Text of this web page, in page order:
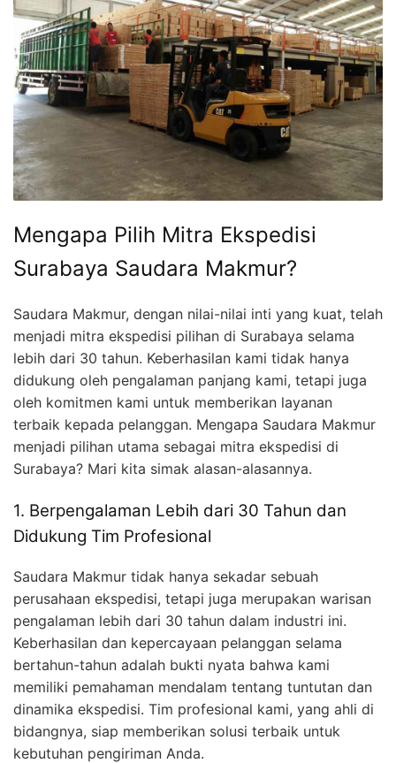
Mengapa Pilih Mitra Ekspedisi
Surabaya Saudara Makmur?
Saudara Makmur, dengan nilai-nilai inti yang kuat, telah
menjadi mitra ekspedisi pilihan di Surabaya selama
lebih dari 30 tahun. Keberhasilan kami tidak hanya
didukung oleh pengalaman panjang kami, tetapi juga
oleh komitmen kami untuk memberikan layanan
terbaik kepada pelanggan. Mengapa Saudara Makmur
menjadi pilihan utama sebagai mitra ekspedisi di
Surabaya? Mari kita simak alasan-alasannya.
1. Berpengalaman Lebih dari 30 Tahun dan
Didukung Tim Profesional
Saudara Makmur tidak hanya sekadar sebuah
perusahaan ekspedisi, tetapi juga merupakan warisan
pengalaman lebih dari 30 tahun dalam industri ini.
Keberhasilan dan kepercayaan pelanggan selama
bertahun-tahun adalah bukti nyata bahwa kami
memiliki pemahaman mendalam tentang tuntutan dan
dinamika ekspedisi. Tim profesional kami, yang ahli di
bidangnya, siap memberikan solusi terbaik untuk
kebutuhan pengiriman Anda.